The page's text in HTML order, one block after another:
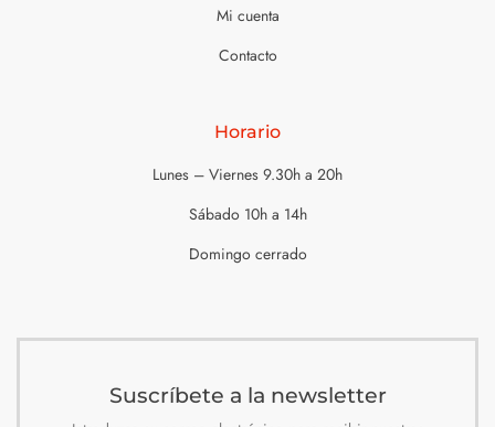
Mi cuenta
Contacto
Horario
Lunes – Viernes 9.30h a 20h
Sábado 10h a 14h
Domingo cerrado
Suscríbete a la newsletter